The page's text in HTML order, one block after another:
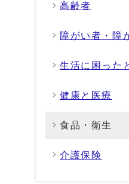
高齢者
障がい者・障
生活に困った
健康と医療
食品・衛生
介護保険